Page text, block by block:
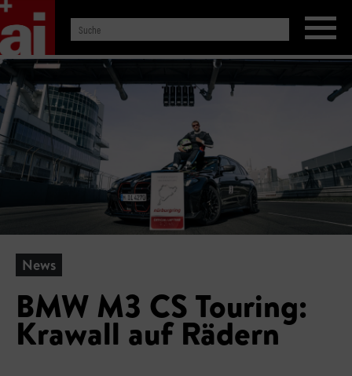
News
BMW M3 CS Touring:
Krawall auf Rädern